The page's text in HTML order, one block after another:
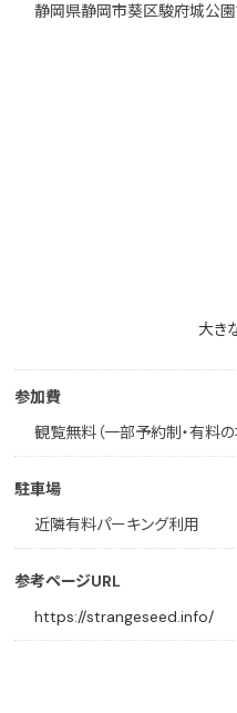
静岡県静岡市葵区駿府城公園
大き
参加費
観覧無料（一部予約制・有料の
駐車場
近隣有料パーキング利用
参考ページURL
https://strangeseed.info/